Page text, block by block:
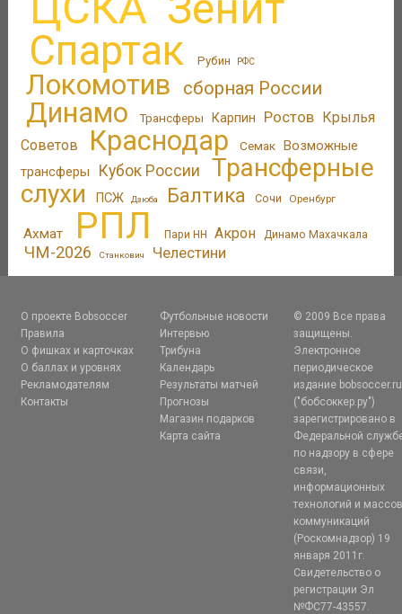
Спартак Рубин РФС
Локомотив сборная России
Динамо Трансферы Карпин Ростов Крылья
Советов
Краснодар Семак Возможные
трансферы
Кубок России
Трансферные
слухи
ПСЖ Дзюба Балтика Сочи Оренбург
Ахмат РПЛ Пари НН Акрон Динамо Махачкала
ЧМ-2026 Станкович Челестини
О проекте Bobsoccer
Правила
О фишках и карточках
О баллах и уровнях
Рекламодателям
Контакты
Футбольные новости
Интервью
Трибуна
Календарь
Результаты матчей
Прогнозы
Магазин подарков
Карта сайта
© 2009 Все права
защищены.
Электронное
периодическое
издание bobsoccer.ru
("бобсоккер.ру")
зарегистрировано в
Федеральной
по надзору в сфере
связи,
информационных
технологий и
коммуникаций
(Роскомнадзор) 19
января 2011г.
Свидетельство о
регистрации Эл
№ФС77-43557.